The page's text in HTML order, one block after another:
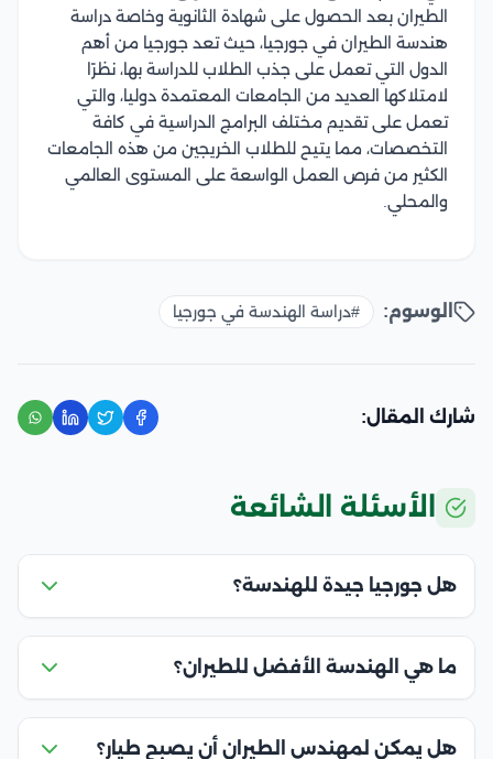
الطيران بعد الحصول على شهادة الثانوية وخاصة دراسة
هندسة الطيران في جورجيا، حيث تعد جورجيا من أهم
الدول التي تعمل على جذب الطلاب للدراسة بها، نظرًا
لامتلاكها العديد من الجامعات المعتمدة دوليا، والتي
تعمل على تقديم مختلف البرامج الدراسية في كافة
التخصصات، مما يتيح للطلاب الخريجين من هذه الجامعات
الكثير من فرص العمل الواسعة على المستوى العالمي
والمحلي.
الوسوم: #دراسة الهندسة في جورجيا
شارك المقال:
الأسئلة الشائعة
هل جورجيا جيدة للهندسة؟
ما هي الهندسة الأفضل للطيران؟
هل يمكن لمهندس الطيران أن يصبح طيار؟